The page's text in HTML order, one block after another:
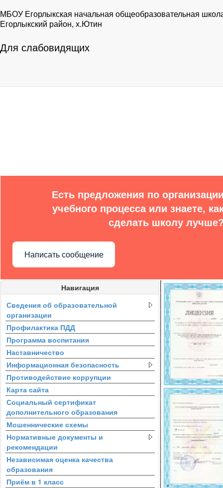
МБОУ Егорлыкская начальная общеобразовательная
Егорлыкский район, х.Ютин
Для слабовидящих
Есть предложения по
учебного процесса или знаете,
сделать школу
Написать сообщение
Навигация
Сведения об образовательной
организации
Профилактика ПДД
Программа воспитания
Наставничество
Информационная безопасность
Противодействие коррупции
Карта сайта
Социальный сертификат
дополнительного образования
Мошеннические схемы
Нормативные документы и
рекомендации
Независимая оценка качества
образования
Приём в 1 класс